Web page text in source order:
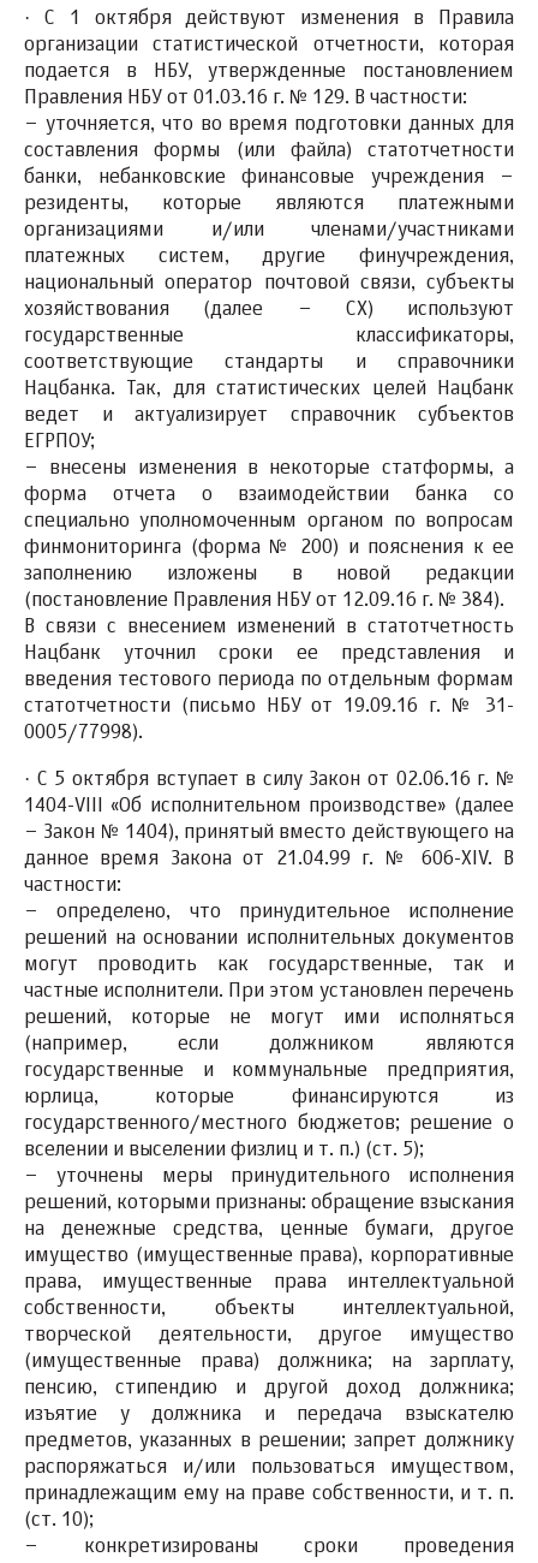
· С 1 октября действуют изменения в Правила
организации статистической отчетности, которая
подается в НБУ, утвержденные постановлением
Правления НБУ от 01.03.16 г. № 129. В частности:
– уточняется, что во время подготовки данных для
составления формы (или файла) статотчетности
банки, небанковские финансовые учреждения –
резиденты, которые являются платежными
организациями и/или членами/участниками
платежных систем, другие финучреждения,
национальный оператор почтовой связи, субъекты
хозяйствования (далее – СХ) используют
государственные классификаторы,
соответствующие стандарты и справочники
Нацбанка. Так, для статистических целей Нацбанк
ведет и актуализирует справочник субъектов
ЕГРПОУ;
– внесены изменения в некоторые статформы, а
форма отчета о взаимодействии банка со
специально уполномоченным органом по вопросам
финмониторинга (форма № 200) и пояснения к ее
заполнению изложены в новой редакции
(постановление Правления НБУ от 12.09.16 г. № 384).
В связи с внесением изменений в статотчетность
Нацбанк уточнил сроки ее представления и
введения тестового периода по отдельным формам
статотчетности (письмо НБУ от 19.09.16 г. № 31-
0005/77998).
· С 5 октября вступает в силу Закон от 02.06.16 г. №
1404-VIII «Об исполнительном производстве» (далее
– Закон № 1404), принятый вместо действующего на
данное время Закона от 21.04.99 г. № 606-XIV. В
частности:
– определено, что принудительное исполнение
решений на основании исполнительных документов
могут проводить как государственные, так и
частные исполнители. При этом установлен перечень
решений, которые не могут ими исполняться
(например, если должником являются
государственные и коммунальные предприятия,
юрлица, которые финансируются из
государственного/местного бюджетов; решение о
вселении и выселении физлиц и т. п.) (ст. 5);
–уточнены
меры принудительного исполнения
решений, которыми признаны: обращение взыскания
на денежные средства, ценные бумаги, другое
имущество (имущественные права), корпоративные
права, имущественные права интеллектуальной
собственности, объекты интеллектуальной,
творческой деятельности, другое имущество
(имущественные права) должника; на зарплату,
пенсию, стипендию и другой доход должника;
изъятие у должника и передача взыскателю
предметов, указанных в решении; запрет должнику
распоряжаться и/или пользоваться имуществом,
принадлежащим ему на праве собственности, и т. п.
(ст. 10);
– конкретизированы сроки проведения